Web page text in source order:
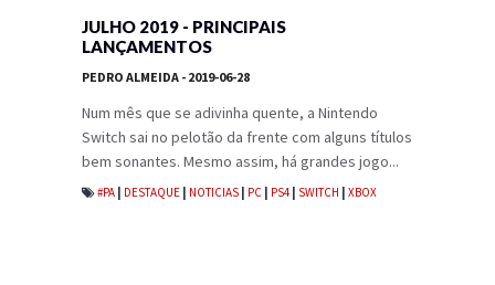
JULHO 2019 - PRINCIPAIS
LANÇAMENTOS
PEDRO ALMEIDA - 2019-06-28
Num mês que se adivinha quente, a Nintendo
Switch sai no pelotão da frente com alguns títulos
bem sonantes. Mesmo assim, há grandes jogo...
#PA DESTAQUE NOTICIAS PC PS4 SWITCH XBOX